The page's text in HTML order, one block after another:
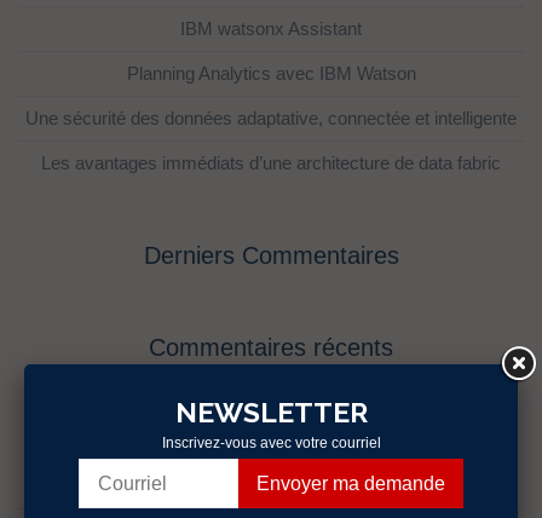
IBM watsonx Assistant
Planning Analytics avec IBM Watson
Une sécurité des données adaptative, connectée et intelligente
Les avantages immédiats d’une architecture de data fabric
Derniers Commentaires
Commentaires récents
Catégories
Évènements
NEWSLETTER
Inscrivez-vous avec votre courriel